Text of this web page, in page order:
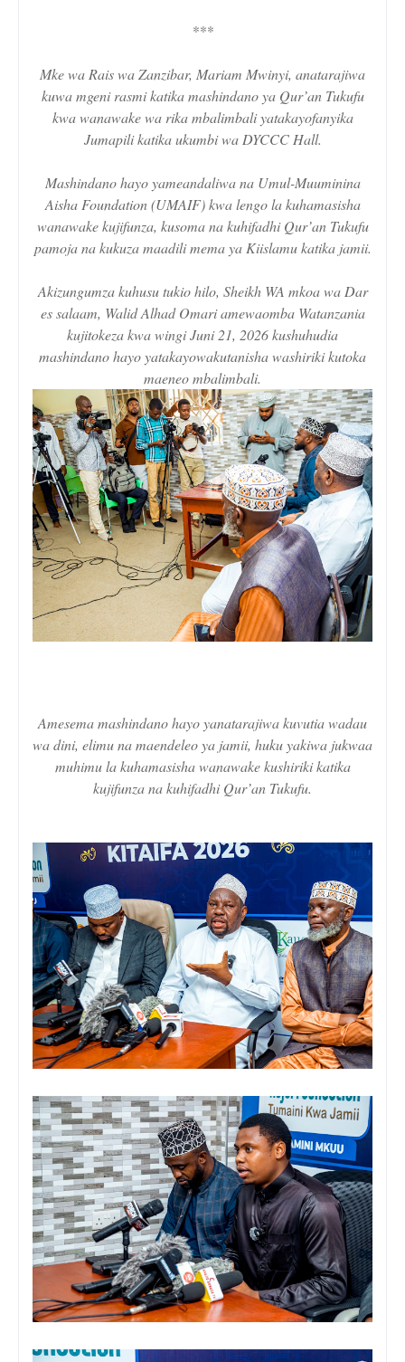
***
Mke wa Rais wa Zanzibar, Mariam Mwinyi, anatarajiwa
kuwa mgeni rasmi katika mashindano ya Qur’an Tukufu
kwa wanawake wa rika mbalimbali yatakayofanyika
Jumapili katika ukumbi wa DYCCC Hall.
Mashindano hayo yameandaliwa na Umul-Muuminina
Aisha Foundation (UMAIF) kwa lengo la kuhamasisha
wanawake kujifunza, kusoma na kuhifadhi Qur’an Tukufu
pamoja na kukuza maadili mema ya Kiislamu katika jamii.
Akizungumza kuhusu tukio hilo, Sheikh WA mkoa wa Dar
es salaam, Walid Alhad Omari amewaomba Watanzania
kujitokeza kwa wingi Juni 21, 2026 kushuhudia
mashindano hayo yatakayowakutanisha washiriki kutoka
maeneo mbalimbali.
Amesema mashindano hayo yanatarajiwa kuvutia wadau
wa dini, elimu na maendeleo ya jamii, huku yakiwa jukwaa
muhimu la kuhamasisha wanawake kushiriki katika
kujifunza na kuhifadhi Qur’an Tukufu.